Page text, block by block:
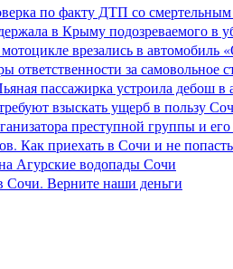
по факту ДТП со
в Крыму подозреваемого в
врезались в автомобиль
за самовольное
пассажирка устроила дебош в
взыскать ущерб в пользу
преступной группы и
Как приехать в Сочи и не
Агурские водопады Сочи
Сочи. Верните наши деньги